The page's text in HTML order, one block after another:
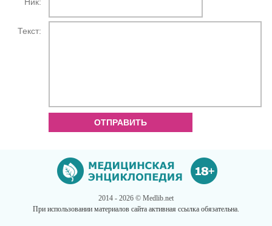
Текст:
ОТПРАВИТЬ
2014 - 2026 © Medlib.net
При использовании материалов сайта активная ссылка обязательна.